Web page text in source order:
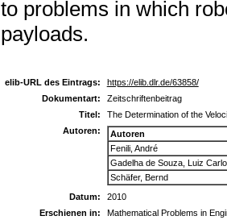
to problems in which
payloads.
elib-URL des Eintrags:
https://elib.dlr.de/63858/
Dokumentart:
Zeitschriftenbeitrag
Titel:
The Determination of the
Autoren:
Autoren
Fenili, André
Gadelha de Souza, Luiz
Schäfer, Bernd
Datum:
2010
Erschienen in:
Mathematical Problems in